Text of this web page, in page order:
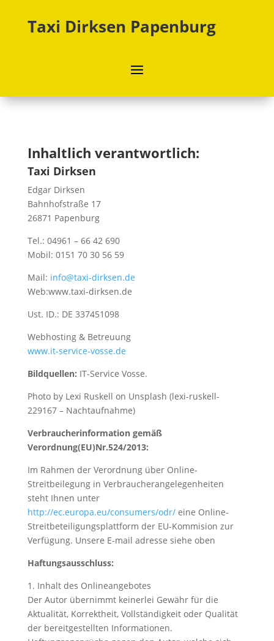
Taxi Dirksen Papenburg
Inhaltlich verantwortlich:
Taxi Dirksen
Edgar Dirksen
Bahnhofstraße 17
26871 Papenburg
Tel.: 04961 – 66 42 690
Mobil: 0151 70 30 56 59
Mail: info@taxi-dirksen.de
Web:www.taxi-dirksen.de
Ust. ID.: DE 337451098
Webhosting & Betreuung
www.it-service-vosse.de
Bildquellen: IT-Service Vosse.
Photo by Lexi Ruskell on Unsplash (lexi-ruskell-
229167 – Nachtaufnahme)
Verbraucherinformation gemäß
Verordnung(EU)Nr.524/2013:
Im Rahmen der Verordnung über Online-
Streitbeilegung in Verbraucherangelegenheiten
steht Ihnen unter
http://ec.europa.eu/consumers/odr/eine Online-
Streitbeteiligungsplattform der EU-Kommision zur
Verfügung. Unsere E-mail adresse siehe oben
Haftungsausschluss:
1. Inhalt des Onlineangebotes
Der Autor übernimmt keinerlei Gewähr für die
Aktualität, Korrektheit, Vollständigkeit oder Qualität
der bereitgestellten Informationen.